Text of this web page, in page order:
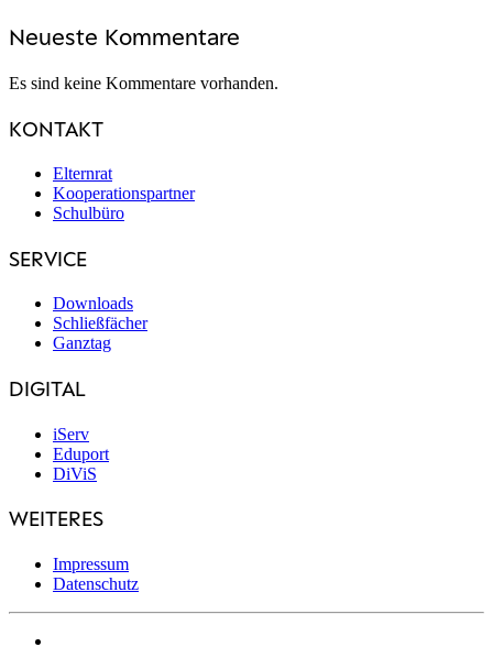
Neueste Kommentare
Es sind keine Kommentare vorhanden.
KONTAKT
Elternrat
Kooperationspartner
Schulbüro
SERVICE
Downloads
Schließfächer
Ganztag
DIGITAL
iServ
Eduport
DiViS
WEITERES
Impressum
Datenschutz